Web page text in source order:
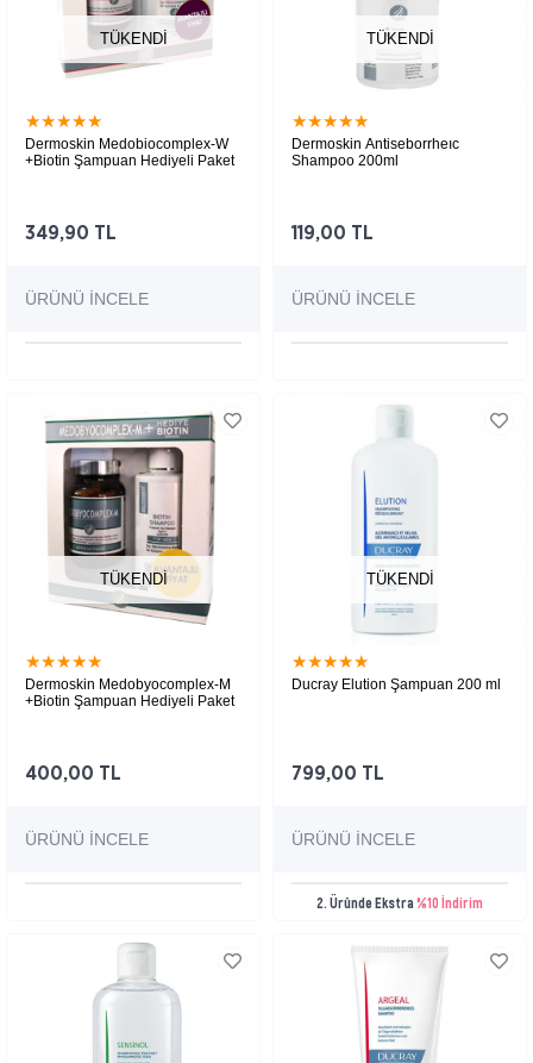
TÜKENDI
★★★★★
Dermoskin Medobiocomplex-W
+Biotin Şampuan Hediyeli Paket
349,90 TL
ÜRÜNÜ İNCELE
TÜKENDI
★★★★★
Dermoskin Antiseborrheıc
Shampoo 200ml
119,00 TL
ÜRÜNÜ İNCELE
TÜKENDI
★★★★★
Dermoskin Medobyocomplex-M
+Biotin Şampuan Hediyeli Paket
400,00 TL
ÜRÜNÜ İNCELE
TÜKENDI
★★★★★
Ducray Elution Şampuan 200 ml
799,00 TL
2. Üründe Ekstra%10 İndirim
ÜRÜNÜ İNCELE